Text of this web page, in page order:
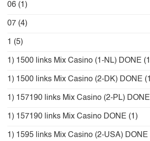
06 (1)
07 (4)
1 (5)
1) 1500 links Mix Casino (1-NL) DONE
1) 1500 links Mix Casino (2-DK) DONE
1) 157190 links Mix Casino (2-PL) DONE
1) 157190 links Mix Casino DONE (1)
1) 1595 links Mix Casino (2-USA) DONE